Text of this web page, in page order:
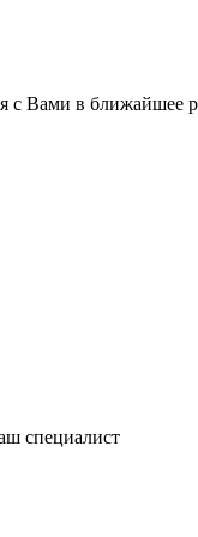
Вами в ближайшее
специалист